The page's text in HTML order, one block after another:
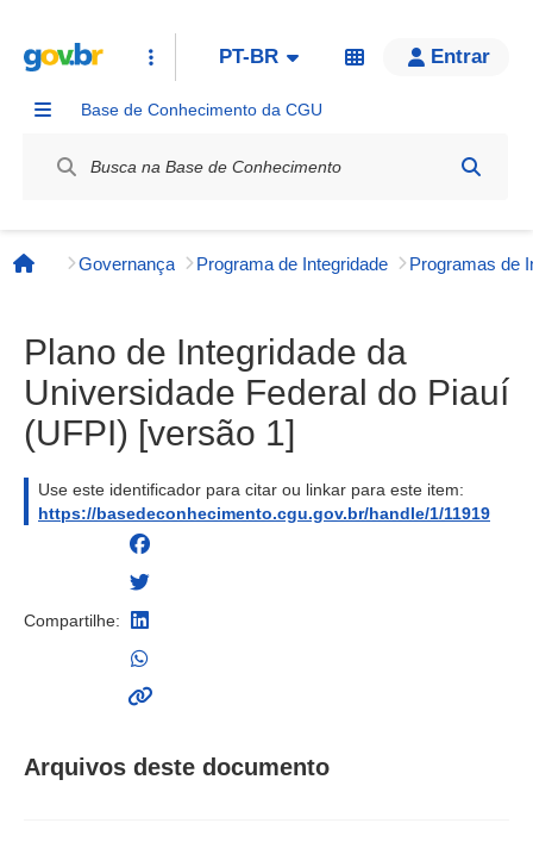
PT-BR Entrar
Base de Conhecimento da CGU
Página inicial
Governança Programa de Integridade
Plano de Integridade da
Universidade Federal do Piauí
(UFPI) [versão 1]
Use este identificador para citar ou linkar para este item:
https://basedeconhecimento.cgu.gov.br/handle/1/11919
Compartilhe:
Arquivos deste documento